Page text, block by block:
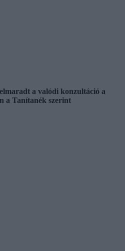
a valódi konzultáció a
a Tanítanék szerint